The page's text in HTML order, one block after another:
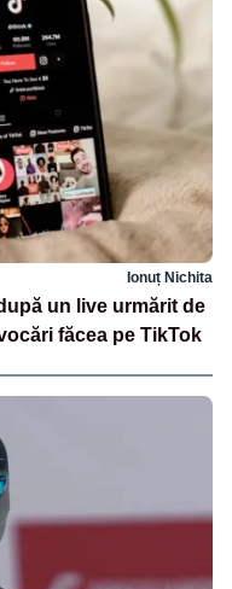
Ionuț Nichita
un live urmărit de
făcea pe TikTok